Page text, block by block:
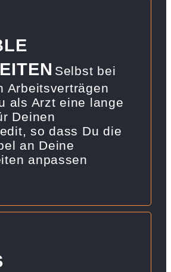
Selbst bei
Arbeitsverträgen
als Arzt eine lange
Deinen
so dass Du die
an Deine
anpassen